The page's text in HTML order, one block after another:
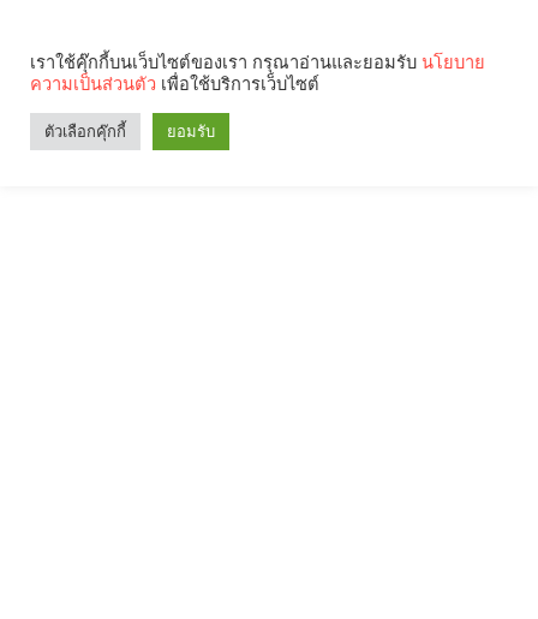
เราใช้คุ๊กกี้บนเว็บไซต์ของเรา กรุณาอ่านและยอมรับ นโยบาย
ความเป็นส่วนตัว เพื่อใช้บริการเว็บไซต์
ตัวเลือกคุ๊กกี้ ยอมรับ